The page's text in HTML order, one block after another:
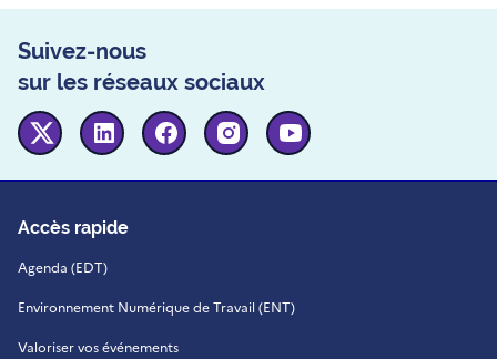
Suivez-nous
sur les réseaux sociaux
Twitter Linkedin FacebookInstagram
Accès rapide
Agenda (EDT)
Environnement Numérique de Travail (ENT)
Valoriser vos événements